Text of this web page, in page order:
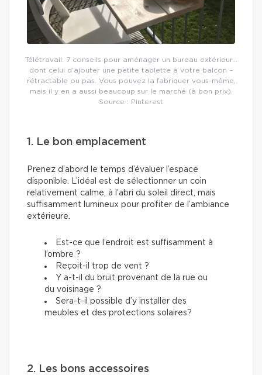
Télétravail: 7 conseils pour aménager un bureau extérieur…
dont celui d’ajouter une petite tablette à votre balcon –
rétractable ou pas. Vous pouvez la fabriquer vous-même,
mais il y en a aussi beaucoup sur le marché (à bon prix).
Source : Pinterest
1. Le bon emplacement
Prenez d’abord le temps d’évaluer l’espace
disponible. L’idéal est de sélectionner un coin
relativement calme, à l’abri du soleil direct, mais
suffisamment lumineux pour profiter de l’ambiance
extérieure.
Est-ce que l’endroit est suffisamment à
l’ombre ?
Reçoit-il trop de vent ?
Y a-t-il du bruit provenant de la rue ou
du voisinage ?
Sera-t-il possible d’y installer des
meubles et des protections solaires?
2. Les bons accessoires